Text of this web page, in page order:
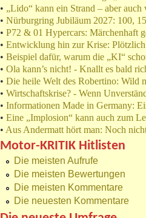
• „Lido“ kann ein Strand – aber auch
• Nürburgring Jubiläum 2027: 100,
• P72 & 01 Hypercars: Märchenhaft
• Entwicklung hin zur Krise:
• Beispiel dafür, warum die „KI“
• Ola kann’s nicht! - Knallt es bald
• Die heile Welt des Robertino: Wild
• Wirtschaftskrise? - Wenn
• Informationen Made in Germany:
• Eine „Implosion“ kann auch zum
• Aus Andermatt hört man: Noch
Motor-KRITIK Hitlisten
Die meisten Aufrufe
Die meisten Bewertungen
Die meisten Kommentare
Die neuesten Kommentare